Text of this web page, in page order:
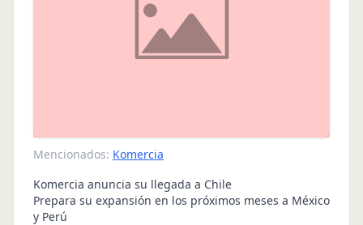
Mencionados: Komercia
Komercia anuncia su llegada a Chile
Prepara su expansión en los próximos meses a México
y Perú